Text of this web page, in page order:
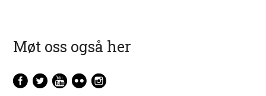
Møt oss også her